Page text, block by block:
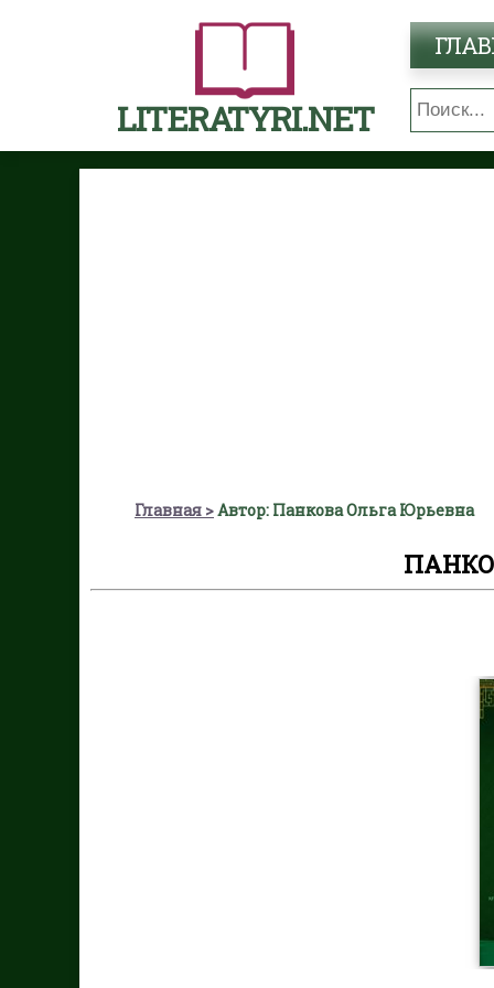
LITERATYRI.NET
Главная Автор: Панкова Ольга Юрьевна